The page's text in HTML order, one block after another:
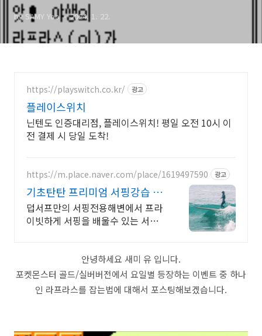
by SAMY Yoo 2024. 1. 22.
https://playswitch.co.kr/ 광고
플레이스위치
닌텐도 인증대리점, 플레이스위치! 평일 오전 10시 이
전 결제 시 당일 도착!
https://m.place.naver.com/place/1619497590 광고
기초탄탄 프리미엄 서핑강습 서
핑하고 서핑모자 받자!!
덥서프만의 서핑전용해변에서 프라
이빗하게 서핑을 배울수 있는 서핑
안녕하세요 새미 유 입니다.
포켓몬스터 골드/실버버전에서 요일별 등장하는 이벤트 중 하나
인 라프라스를 잡는법에 대해서 포스팅해보겠습니다.